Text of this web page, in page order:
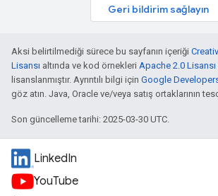
Geri bildirim sağlayın
Aksi belirtilmediği sürece bu sayfanın içeriği
Lisansı altında ve kod örnekleri Apache 2.0 Lisansı
lisanslanmıştır. Ayrıntılı bilgi için Google
göz atın. Java, Oracle ve/veya satış ortaklarının
Son güncelleme tarihi: 2025-03-30 UTC.
LinkedIn
YouTube